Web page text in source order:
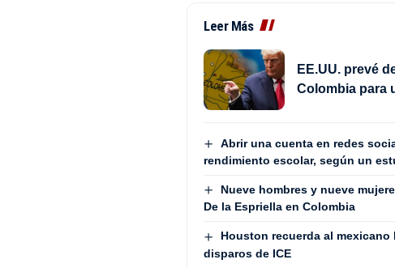
Leer Más
EE.UU. prevé
Colombia para
Abrir una cuenta en redes
rendimiento escolar, según un
Nueve hombres y nueve
De la Espriella en Colombia
Houston recuerda al
disparos de ICE